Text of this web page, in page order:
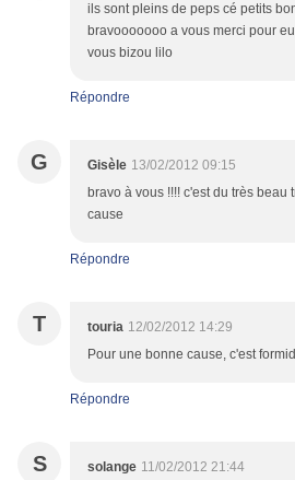
ils sont pleins de peps cé petits
bravooooooo a vous merci pour
vous bizou lilo
Répondre
G Gisèle 13/02/2012 09:15
bravo à vous !!!! c'est du très beau
cause
Répondre
T touria 12/02/2012 14:29
Pour une bonne cause, c'est
Répondre
S solange 11/02/2012 21:44